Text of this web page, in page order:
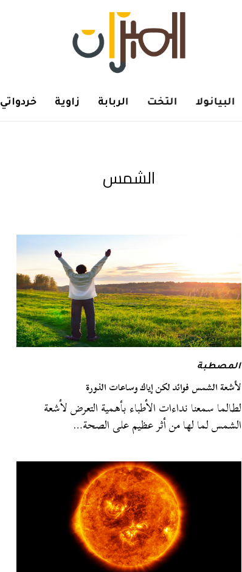
البيانولا التخت الربابة زاوية خردواتي
الشمس
المصطبة
لأشعة الشمس فوائد لكن إياك وساعات الذورة
لطالما سمعنا نداءات الأطباء بأهمية التعرض لأشعة
الشمس لما لها من أثر عظيم على الصحة…